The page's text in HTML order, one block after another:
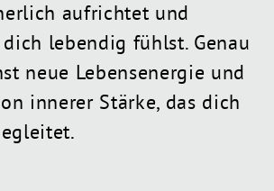
aufrichtet und
lebendig fühlst. Genau
neue Lebensenergie und
innerer Stärke, das dich